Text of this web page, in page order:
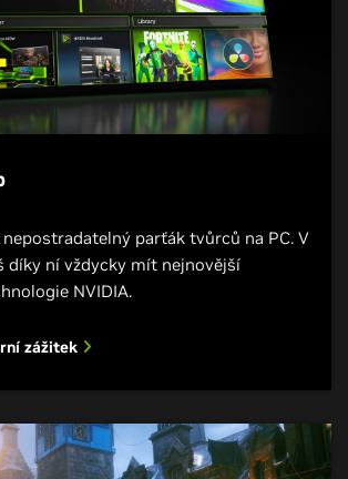
nepostradatelný parťák tvůrců na PC. V
díky ní vždycky mít nejnovější
NVIDIA.
zážitek